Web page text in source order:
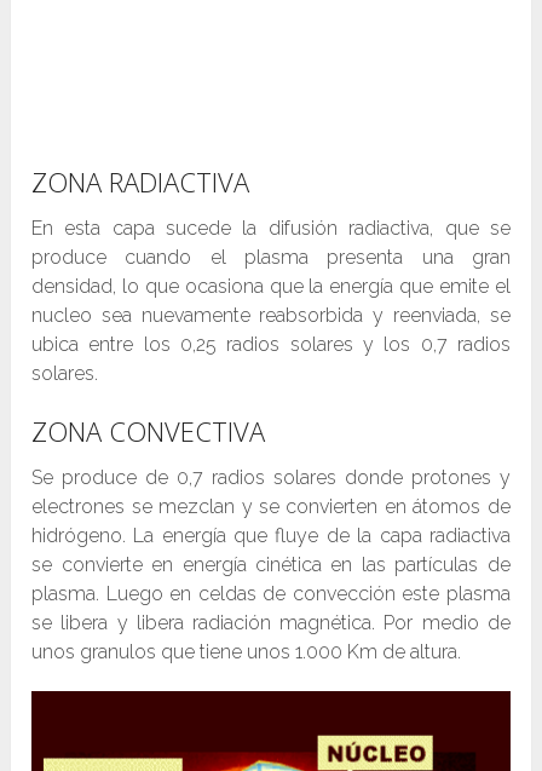
ZONA RADIACTIVA
En esta capa sucede la difusión radiactiva, que se
produce cuando el plasma presenta una gran
densidad, lo que ocasiona que la energía que emite el
nucleo sea nuevamente reabsorbida y reenviada, se
ubica entre los 0,25 radios solares y los 0,7 radios
solares.
ZONA CONVECTIVA
Se produce de 0,7 radios solares donde protones y
electrones se mezclan y se convierten en átomos de
hidrógeno. La energía que fluye de la capa radiactiva
se convierte en energía cinética en las partículas de
plasma. Luego en celdas de convección este plasma
se libera y libera radiación magnética. Por medio de
unos granulos que tiene unos 1.000 Km de altura.